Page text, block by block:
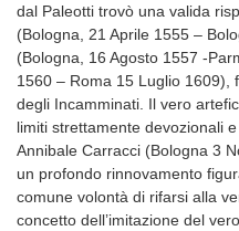
dal Paleotti trovò una valida
(Bologna, 21 Aprile 1555 –
(Bologna, 16 Agosto 1557 -
1560 – Roma 15 Luglio 1609),
degli Incamminati. Il vero
limiti strettamente devozionali
Annibale Carracci (Bologna 3
un profondo rinnovamento
comune volontà di rifarsi alla
concetto dell’imitazione del